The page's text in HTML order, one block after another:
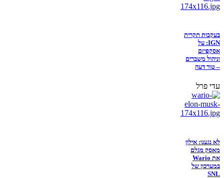
בעקבות תקרית
IGN: על
אסקפיזם
וניהול משברים
– טור דעה
עדי פרל
לא נגענו: אילון
מאסק מגלם
את Wario
במערכון של
SNL